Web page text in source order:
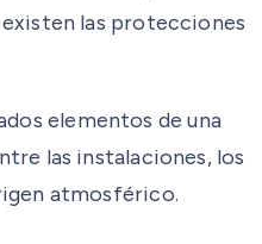
las protecciones
elementos de una
las instalaciones, los
atmosférico.